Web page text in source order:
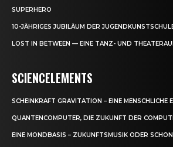
SUPERHERO
10-JÄHRIGES JUBILÄUM DER
LOST IN BETWEEN — EINE TANZ- UND
SCIENCELEMENTS
SCHEINKRAFT GRAVITATION – EINE MENSCHLICHE
QUANTENCOMPUTER, DIE ZUKUNFT DER
EINE MONDBASIS – ZUKUNFTSMUSIK ODER